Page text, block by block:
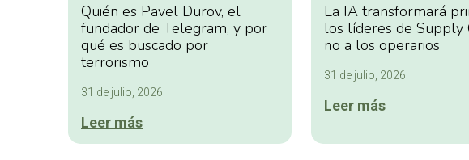
Quién es Pavel Durov, el
fundador de Telegram, y por
qué es buscado por
terrorismo
31 de julio, 2026
Leer más
La IA transformará
los líderes de Supply
no a los operarios
31 de julio, 2026
Leer más